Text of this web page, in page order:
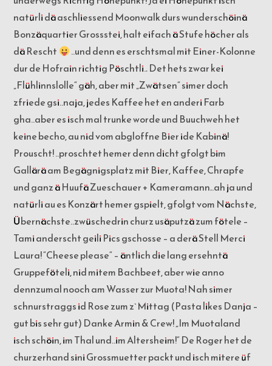
natürli dä aschliessend Moonwalk durs wunderschöinä
Bonzäquartier Grossstei, halt eifach ä Stufe höcher als
dä Rescht
..und denn es erschtsmal mit Einer-Kolonne
dur de Hofrain richtig Pöschtli..Det hets zwar kei
„Flühlinnslolle“ gäh, aber mit „Zwätsen“ simer doch
zfriede gsi..naja, jedes Kaffee het en anderi Farb
gha..aber es isch mal trunke worde und Buuchweh het
keine becho, au nid vom abgloffne Bier ide Kabinä!
Prouscht! ..proschtet hemer denn dicht gfolgt bim
Gallärä am Begägnigsplatz mit Bier, Kaffee, Chrapfe
und ganz ä Huufä Zueschauer + Kameramann..ah ja und
natürli au es Konzärt hemer gspielt, gfolgt vom Nächste,
Übernächste..zwüschedrin churz usäputzä zum fötele –
Tami anderscht geili Pics gschosse – a derä Stell Merci
Laura! “Cheese please“ – äntlich die lang ersehntä
Gruppeföteli, nid mitem Bachbeet, aber wie anno
dennzumal nooch am Wasser zur Muota! Nah simer
schnurstraggs id Rose zum z`Mittag (Pasta likes Danja –
gut bis sehr gut) Danke Armin & Crew!„Im Muotaland
isch schöin, im Thal und..im Altersheim!“ De Roger het de
churzerhand sini Grossmuetter packt und isch mitere üf